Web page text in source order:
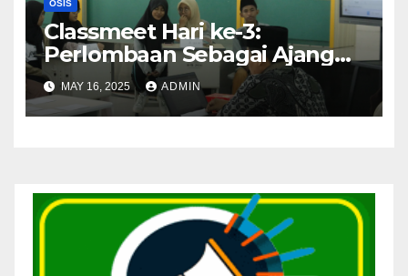
OSIS
Classmeet Hari ke-3:
Perlombaan Sebagai Ajang
Untuk Mengasah Bakat Siswa
MAY 16, 2025 ADMIN